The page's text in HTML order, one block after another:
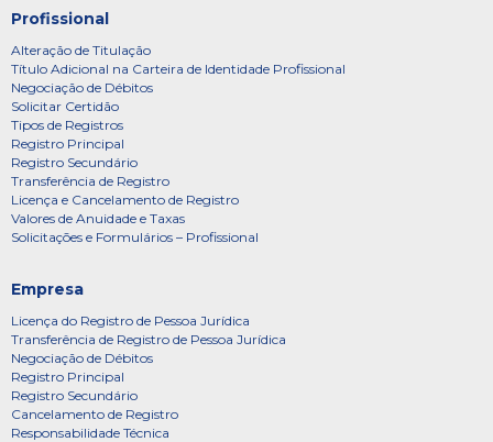
Profissional
Alteração de Titulação
Título Adicional na Carteira de Identidade Profissional
Negociação de Débitos
Solicitar Certidão
Tipos de Registros
Registro Principal
Registro Secundário
Transferência de Registro
Licença e Cancelamento de Registro
Valores de Anuidade e Taxas
Solicitações e Formulários – Profissional
Empresa
Licença do Registro de Pessoa Jurídica
Transferência de Registro de Pessoa Jurídica
Negociação de Débitos
Registro Principal
Registro Secundário
Cancelamento de Registro
Responsabilidade Técnica